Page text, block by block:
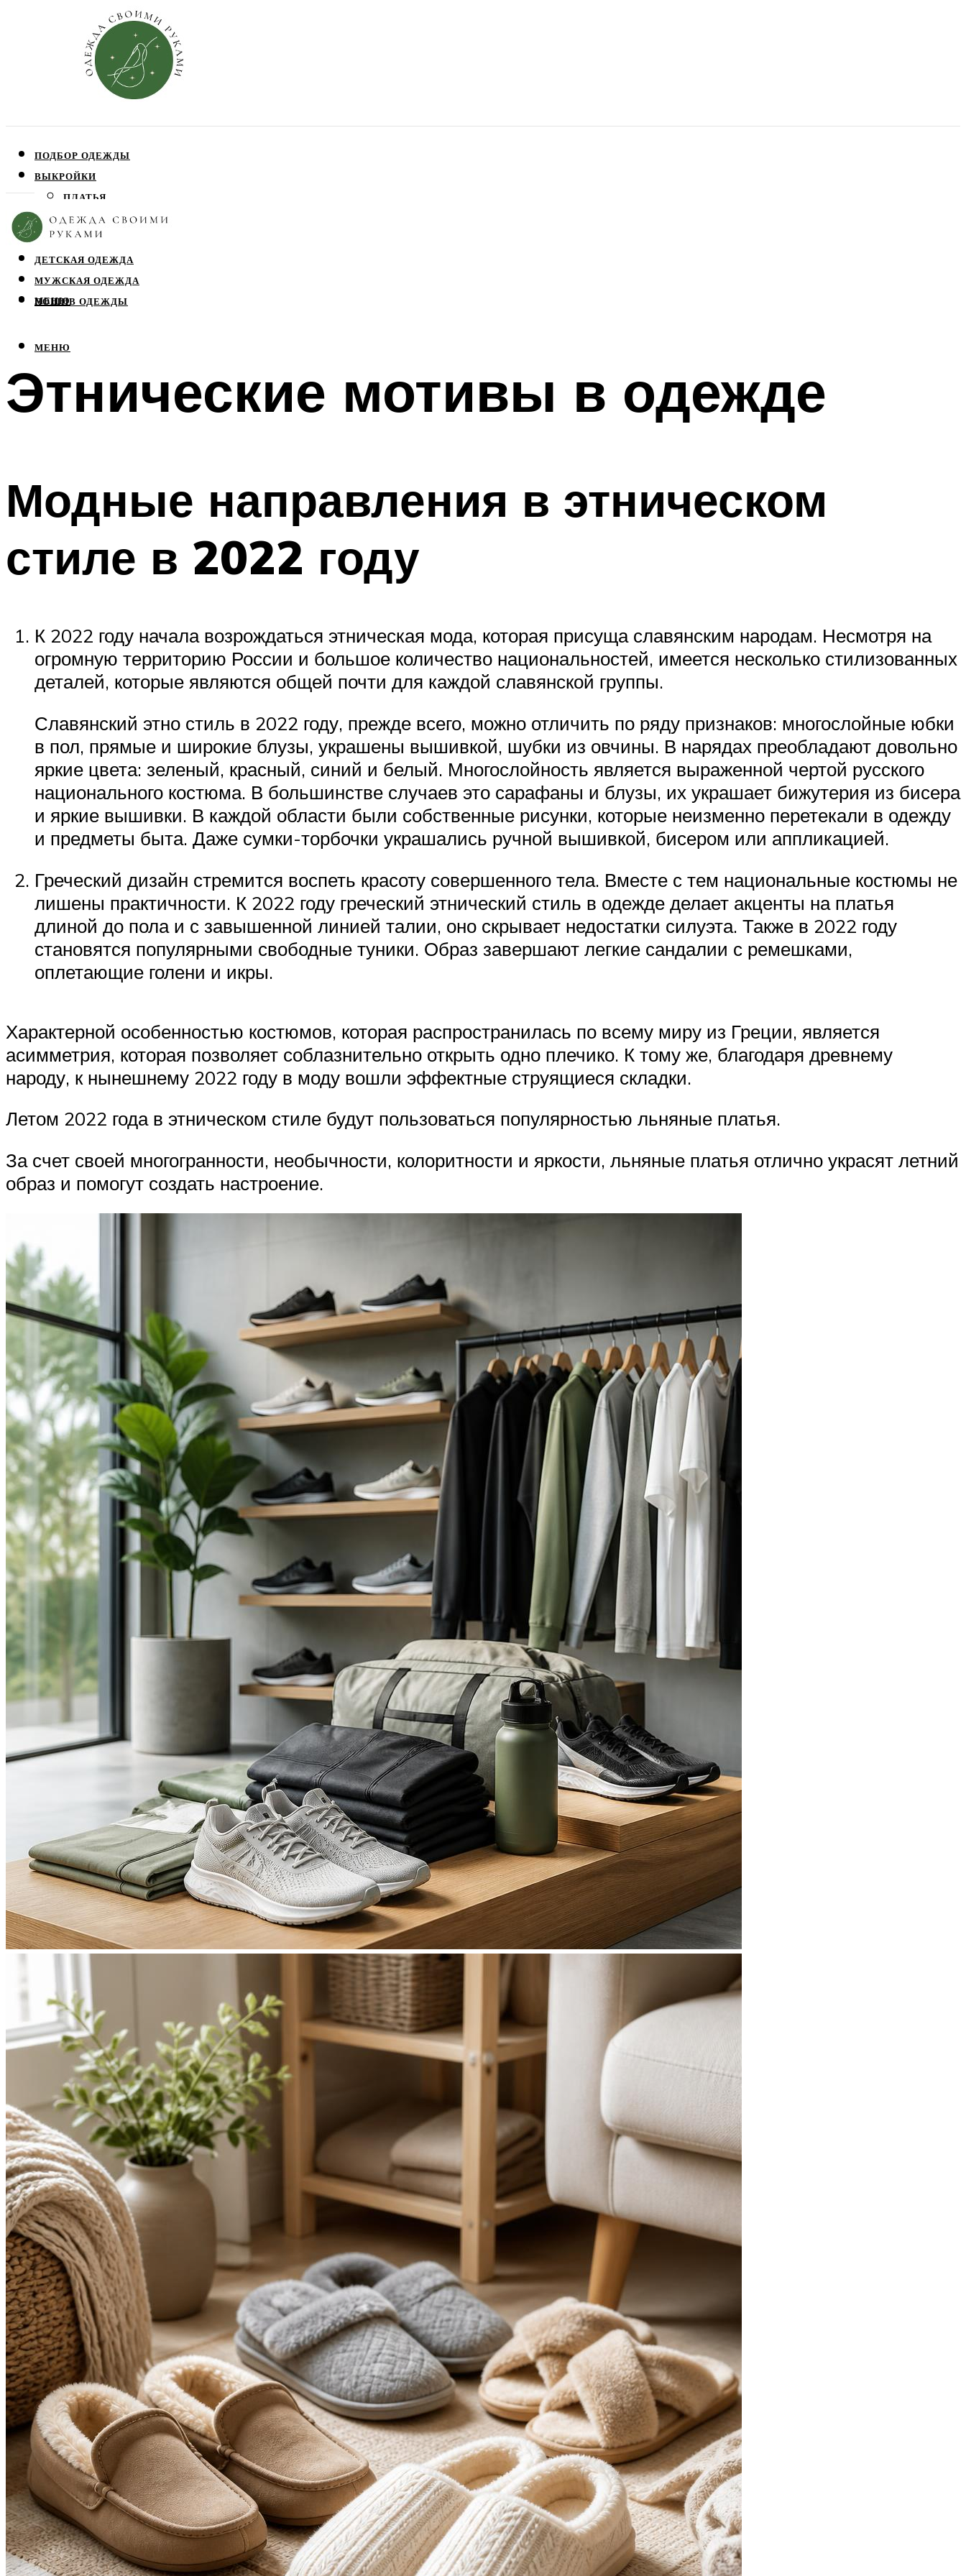
ПОДБОР ОДЕЖДЫ
ВЫКРОЙКИ
ПЛАТЬЯ
ЮБКИ
БЛУЗЫ
ДЕТСКАЯ ОДЕЖДА
МУЖСКАЯ ОДЕЖДА
ПОШИВ ОДЕЖДЫ
МЕНЮ
МЕНЮ
Этнические мотивы в одежде
Модные направления в этническом
стиле в 2022 году
К 2022 году начала возрождаться этническая мода, которая присуща славянским народам. Несмотря на
огромную территорию России и большое количество национальностей, имеется несколько стилизованных
деталей, которые являются общей почти для каждой славянской группы.
Славянский этно стиль в 2022 году, прежде всего, можно отличить по ряду признаков: многослойные юбки
в пол, прямые и широкие блузы, украшены вышивкой, шубки из овчины. В нарядах преобладают довольно
яркие цвета: зеленый, красный, синий и белый. Многослойность является выраженной чертой русского
национального костюма. В большинстве случаев это сарафаны и блузы, их украшает бижутерия из бисера
и яркие вышивки. В каждой области были собственные рисунки, которые неизменно перетекали в одежду
и предметы быта. Даже сумки-торбочки украшались ручной вышивкой, бисером или аппликацией.
Греческий дизайн стремится воспеть красоту совершенного тела. Вместе с тем национальные костюмы не
лишены практичности. К 2022 году греческий этнический стиль в одежде делает акценты на платья
длиной до пола и с завышенной линией талии, оно скрывает недостатки силуэта. Также в 2022 году
становятся популярными свободные туники. Образ завершают легкие сандалии с ремешками,
оплетающие голени и икры.
Характерной особенностью костюмов, которая распространилась по всему миру из Греции, является
асимметрия, которая позволяет соблазнительно открыть одно плечико. К тому же, благодаря древнему
народу, к нынешнему 2022 году в моду вошли эффектные струящиеся складки.
Летом 2022 года в этническом стиле будут пользоваться популярностью льняные платья.
За счет своей многогранности, необычности, колоритности и яркости, льняные платья отлично украсят летний
образ и помогут создать настроение.